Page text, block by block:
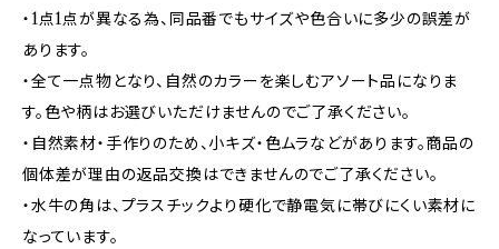
・1点1点が異なる為、同品番でもサイズや色合いに多少の誤差が
あります。
・全て一点物となり、自然のカラーを楽しむアソート品になりま
す。色や柄はお選びいただけませんのでご了承ください。
・自然素材・手作りのため、小キズ・色ムラなどがあります。商品の
個体差が理由の返品交換はできませんのでご了承ください。
・水牛の角は、プラスチックより硬化で静電気に帯びにくい素材に
なっています。